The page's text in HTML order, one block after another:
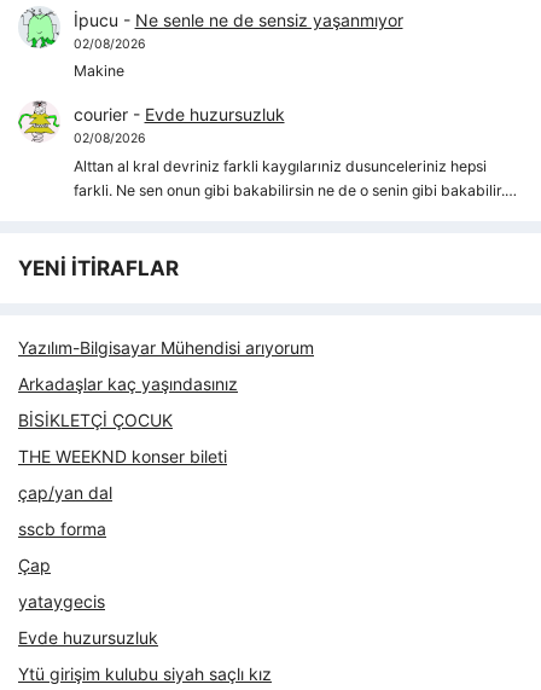
İpucu - Ne senle ne de sensiz yaşanmıyor
02/08/2026
Makine
courier- Evde huzursuzluk
02/08/2026
Alttan al kral devriniz farkli kaygılarıniz dusunceleriniz hepsi
farkli. Ne sen onun gibi bakabilirsin ne de o senin gibi bakabilir.…
YENİ İTİRAFLAR
Yazılım-Bilgisayar Mühendisi arıyorum
Arkadaşlar kaç yaşındasınız
BİSİKLETÇİ ÇOCUK
THE WEEKND konser bileti
çap/yan dal
sscb forma
Çap
yataygecis
Evde huzursuzluk
Ytü girişim kulubu siyah saçlı kız